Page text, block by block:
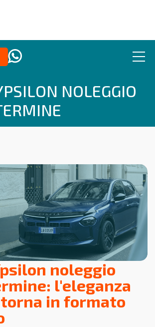
NOLEGGIO
noleggio
l'eleganza
in formato